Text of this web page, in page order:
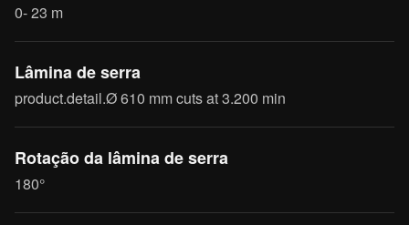
0- 23 m
Lâmina de serra
product.detail.Ø 610 mm cuts at 3.200 min
Rotação da lâmina de serra
180°